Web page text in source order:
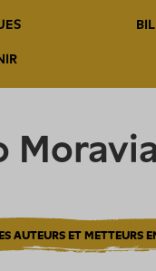
AUTEURS ET METTEURS